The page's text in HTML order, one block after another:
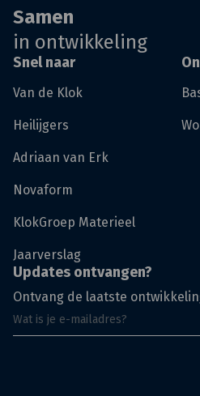
Samen
in ontwikkeling
Snel naar
Van de Klok
Heilijgers
Adriaan van Erk
Novaform
KlokGroep Materieel
Jaarverslag
Updates ontvangen?
Ontvang de laatste